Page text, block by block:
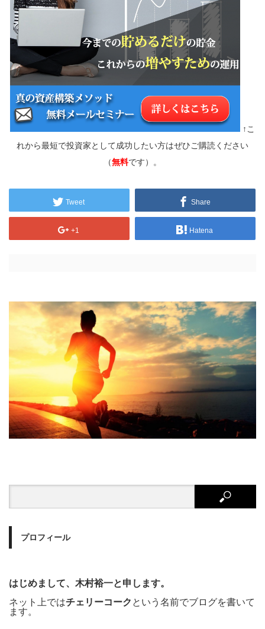
↑こ
れから最短で投資家として成功したい方はぜひご購読ください
（無料です）。
Tweet Share
+1 Hatena
プロフィール
はじめまして、木村裕一と申します。
ネット上ではチェリーコーク という名前でブログを書いて
ます。